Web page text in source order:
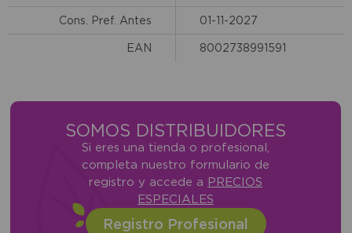
Cons. Pref. Antes 01-11-2027
EAN 8002738991591
SOMOS DISTRIBUIDORES
Si eres una tienda o profesional,
completa nuestro formulario de
registro y accede a PRECIOS
ESPECIALES
Registro Profesional